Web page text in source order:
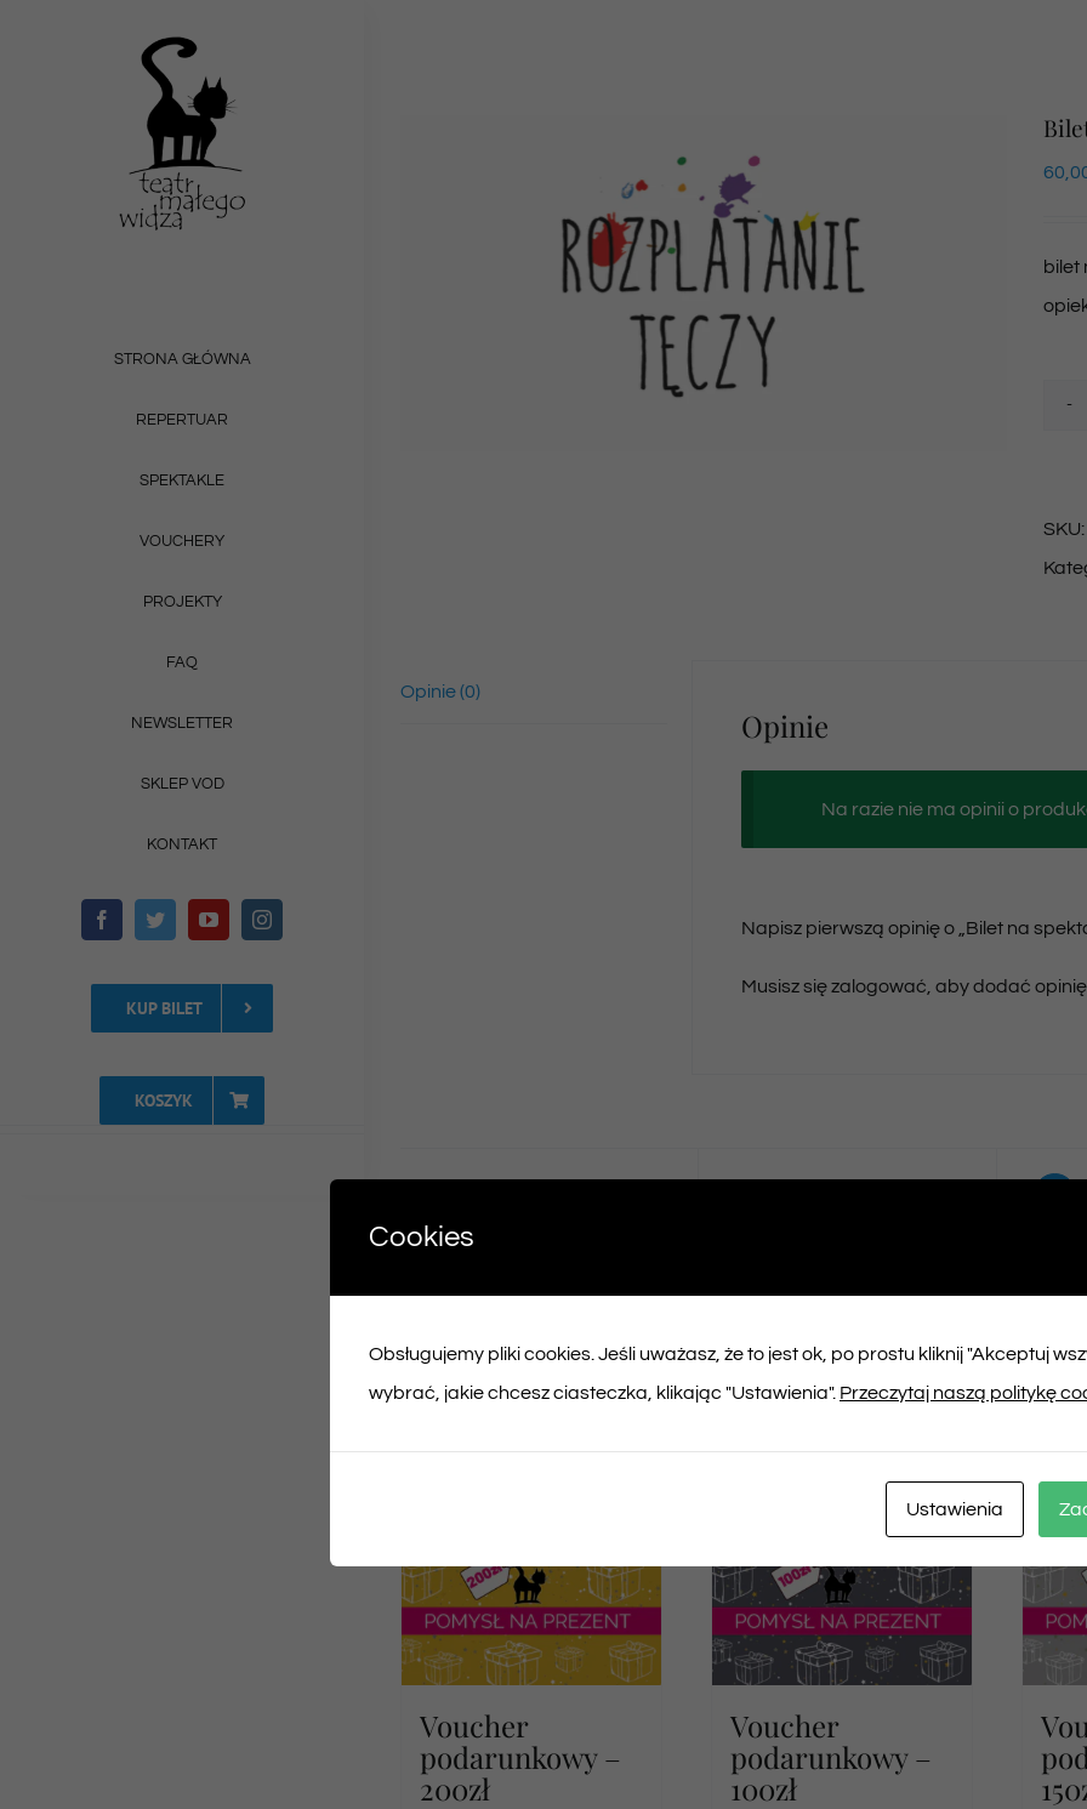
STRONA GŁÓWNA
REPERTUAR
SPEKTAKLE
VOUCHERY
PROJEKTY
FAQ
NEWSLETTER
SKLEP VOD
KONTAKT
KUP BILET
KOSZYK
bilet
SKU:
Opinie (0)
Opinie
Na razie nie ma opinii o
Napisz pierwszą opinię o „Bilet na
Musisz sięzalogować , aby dodać opinię.
Podobne produkty
Voucher
podarunkowy –
200zł
Voucher
podarunkowy –
100zł
Cookies
Obsługujemy pliki cookies. Jeśli uważasz, że to jest ok, po prostu kliknij "Akceptuj
wybrać, jakie chcesz ciasteczka, klikając "Ustawienia". Przeczytaj naszą politykę
Ustawienia